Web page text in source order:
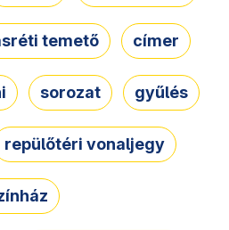
temető címer
sorozat gyűlés
repülőtéri vonaljegy